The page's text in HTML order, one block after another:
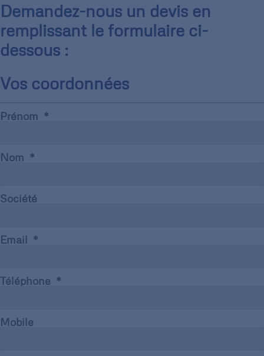
Demandez-nous un devis en
remplissant le formulaire ci-
dessous :
Vos coordonnées
Prénom
Nom
Société
Email
Téléphone
Mobile